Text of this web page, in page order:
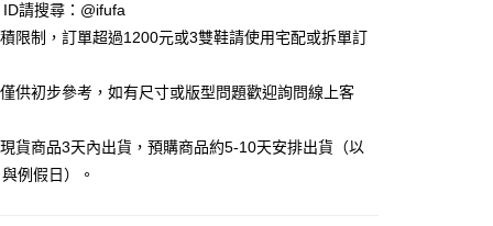
後付
先享後付」】
後付是「在收到商品之後才付款」的支付方式。 讓您購物簡單
需註冊會員、不需綁卡、不需儲值。
確認商品／服務後，再付款。
請搜尋：@ifufa
限制，訂單超過1200元或3雙鞋請使用宅配或拆單訂
供初步參考，如有尺寸或版型問題歡迎詢問線上客
貨商品3天內出貨，預購商品約5-10天安排出貨（以
例假日）。